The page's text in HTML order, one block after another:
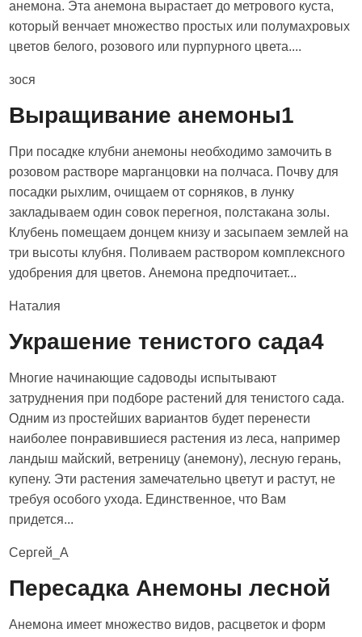
анемона. Эта анемона вырастает до метрового куста,
который венчает множество простых или полумахровых
цветов белого, розового или пурпурного цвета....
зося
Выращивание анемоны1
При посадке клубни анемоны необходимо замочить в
розовом растворе марганцовки на полчаса. Почву для
посадки рыхлим, очищаем от сорняков, в лунку
закладываем один совок перегноя, полстакана золы.
Клубень помещаем донцем книзу и засыпаем землей на
три высоты клубня. Поливаем раствором комплексного
удобрения для цветов. Анемона предпочитает...
Наталия
Украшение тенистого сада4
Многие начинающие садоводы испытывают
затруднения при подборе растений для тенистого сада.
Одним из простейших вариантов будет перенести
наиболее понравившиеся растения из леса, например
ландыш майский, ветреницу (анемону), лесную герань,
купену. Эти растения замечательно цветут и растут, не
требуя особого ухода. Единственное, что Вам
придется...
Сергей_А
Пересадка Анемоны лесной
Анемона имеет множество видов, расцветок и форм